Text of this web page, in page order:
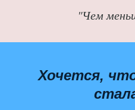
"Чем
Хочется,